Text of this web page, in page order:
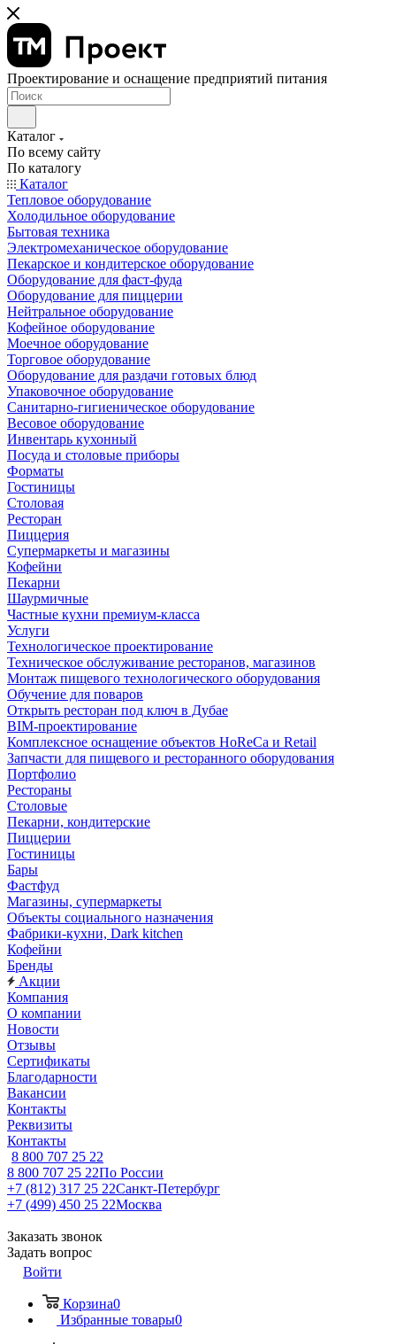
Проектирование и оснащение предприятий питания
Каталог
По всему сайту
По каталогу
Каталог
Тепловое оборудование
Холодильное оборудование
Бытовая техника
Электромеханическое оборудование
Пекарское и кондитерское оборудование
Оборудование для фаст-фуда
Оборудование для пиццерии
Нейтральное оборудование
Кофейное оборудование
Моечное оборудование
Торговое оборудование
Оборудование для раздачи готовых блюд
Упаковочное оборудование
Санитарно-гигиеническое оборудование
Весовое оборудование
Инвентарь кухонный
Посуда и столовые приборы
Форматы
Гостиницы
Столовая
Ресторан
Пиццерия
Супермаркеты и магазины
Кофейни
Пекарни
Шаурмичные
Частные кухни премиум-класса
Услуги
Технологическое проектирование
Техническое обслуживание ресторанов, магазинов
Монтаж пищевого технологического оборудования
Обучение для поваров
Открыть ресторан под ключ в Дубае
BIM-проектирование
Комплексное оснащение объектов HoReCa и Retail
Запчасти для пищевого и ресторанного оборудования
Портфолио
Рестораны
Столовые
Пекарни, кондитерские
Пиццерии
Гостиницы
Бары
Фастфуд
Магазины, супермаркеты
Объекты социального назначения
Фабрики-кухни, Dark kitchen
Кофейни
Бренды
Акции
Компания
О компании
Новости
Отзывы
Сертификаты
Благодарности
Вакансии
Контакты
Реквизиты
Контакты
8 800 707 25 22
8 800 707 25 22По России
+7 (812) 317 25 22Санкт-Петербург
+7 (499) 450 25 22Москва
Заказать звонок
Задать вопрос
Войти
Корзина0
Избранные товары0